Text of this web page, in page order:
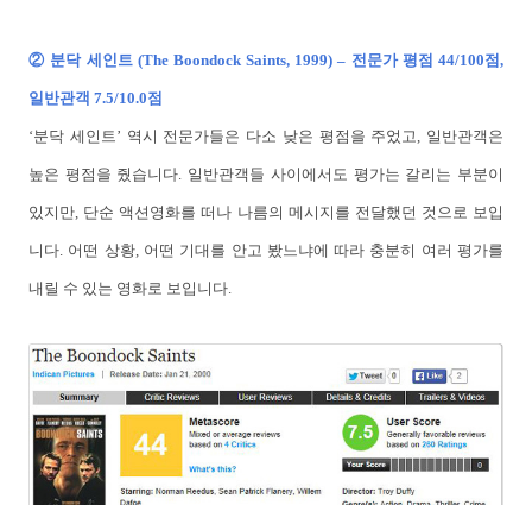
② 분닥 세인트 (The Boondock Saints, 1999) – 전문가 평점 44/100점,
일반관객 7.5/10.0점
‘분닥 세인트’ 역시 전문가들은 다소 낮은 평점을 주었고, 일반관객은
높은 평점을 줬습니다. 일반관객들 사이에서도 평가는 갈리는 부분이
있지만, 단순 액션영화를 떠나 나름의 메시지를 전달했던 것으로 보입
니다. 어떤 상황, 어떤 기대를 안고 봤느냐에 따라 충분히 여러 평가를
내릴 수 있는 영화로 보입니다.